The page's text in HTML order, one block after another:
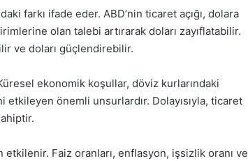
farkı ifade eder. ABD’nin ticaret açığı, dolara
olan talebi artırarak doları zayıflatabilir.
ve doları güçlendirebilir.
ekonomik koşullar, döviz kurlarındaki
önemli unsurlardır. Dolayısıyla, ticaret
Faiz oranları, enflasyon, işsizlik oranı ve